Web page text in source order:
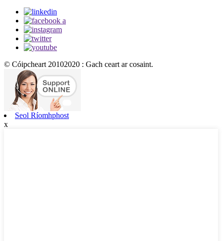
© Cóipcheart 20102020 : Gach ceart ar cosaint.
Seol Ríomhphost
x